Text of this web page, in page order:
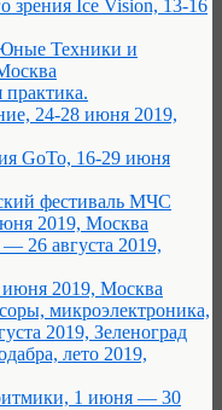
зрения Ice Vision, 13-16
Техники и
практика.
24-28 июня 2019,
GoTo, 16-29 июня
фестиваль МЧС
2019, Москва
26 августа 2019,
июня 2019, Москва
микроэлектроника,
2019, Зеленоград
лето 2019,
1 июня — 30